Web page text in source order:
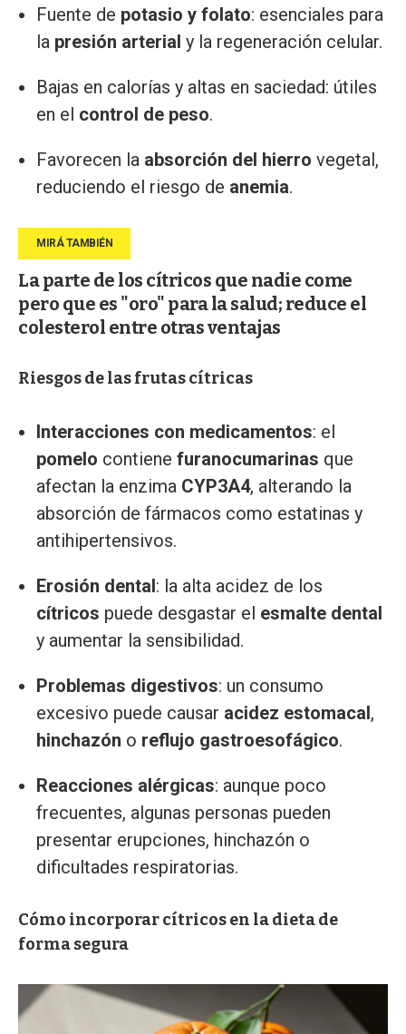
Fuente de potasio y folato: esenciales para
la presión arterial y la regeneración celular.
Bajas en calorías y altas en saciedad: útiles
en el control de peso.
Favorecen la absorción del hierro vegetal,
reduciendo el riesgo de anemia.
La parte de los cítricos que nadie come
pero que es "oro" para la salud; reduce el
colesterol entre otras ventajas
Riesgos de las frutas cítricas
Interacciones con medicamentos: el
pomelo contiene furanocumarinas que
afectan la enzima CYP3A4, alterando la
absorción de fármacos como estatinas y
antihipertensivos.
Erosión dental: la alta acidez de los
cítricos puede desgastar el esmalte dental
y aumentar la sensibilidad.
Problemas digestivos: un consumo
excesivo puede causar acidez estomacal,
hinchazón o reflujo gastroesofágico.
Reacciones alérgicas: aunque poco
frecuentes, algunas personas pueden
presentar erupciones, hinchazón o
dificultades respiratorias.
Cómo incorporar cítricos en la dieta de
forma segura